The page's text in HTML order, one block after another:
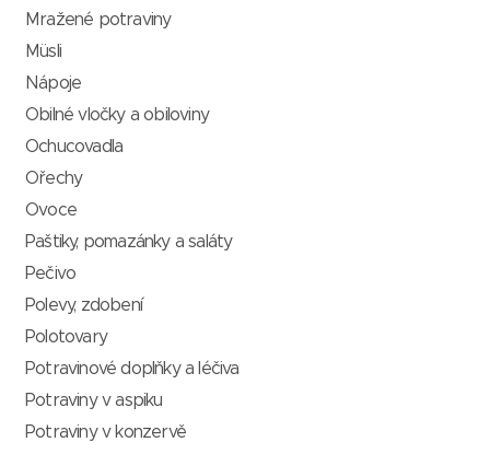
Mražené potraviny
Müsli
Nápoje
Obilné vločky a obiloviny
Ochucovadla
Ořechy
Ovoce
Paštiky, pomazánky a saláty
Pečivo
Polevy, zdobení
Polotovary
Potravinové doplňky a léčiva
Potraviny v aspiku
Potraviny v konzervě